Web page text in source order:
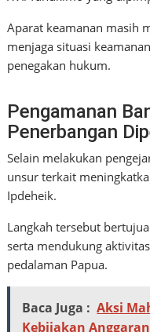
Aparat keamanan masih
menjaga situasi
penegakan hukum.
Pengamanan
Penerbangan
Selain melakukan
unsur terkait
Ipdeheik.
Langkah tersebut
serta mendukung
pedalaman Papua.
Baca Juga : Aksi
Kebijakan Anggaran